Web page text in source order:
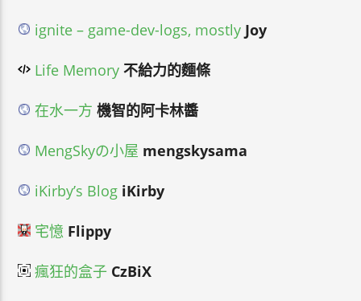
ignite – game-dev-logs, mostly Joy
Life Memory 不給力的麵條
在水一方 機智的阿卡林醬
MengSkyの小屋 mengskysama
iKirby’s Blog iKirby
宅憶 Flippy
瘋狂的盒子 CzBiX